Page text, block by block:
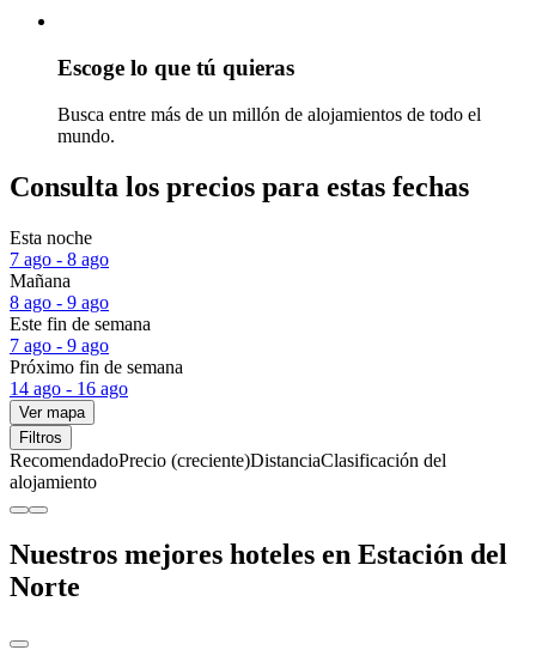
Escoge lo que tú quieras
Busca entre más de un millón de alojamientos de todo el
mundo.
Consulta los precios para estas fechas
Esta noche
7 ago - 8 ago
Mañana
8 ago - 9 ago
Este fin de semana
7 ago - 9 ago
Próximo fin de semana
14 ago - 16 ago
Ver mapa
Filtros
RecomendadoPrecio (creciente)DistanciaClasificación del
alojamiento
Nuestros mejores hoteles en Estación del
Norte